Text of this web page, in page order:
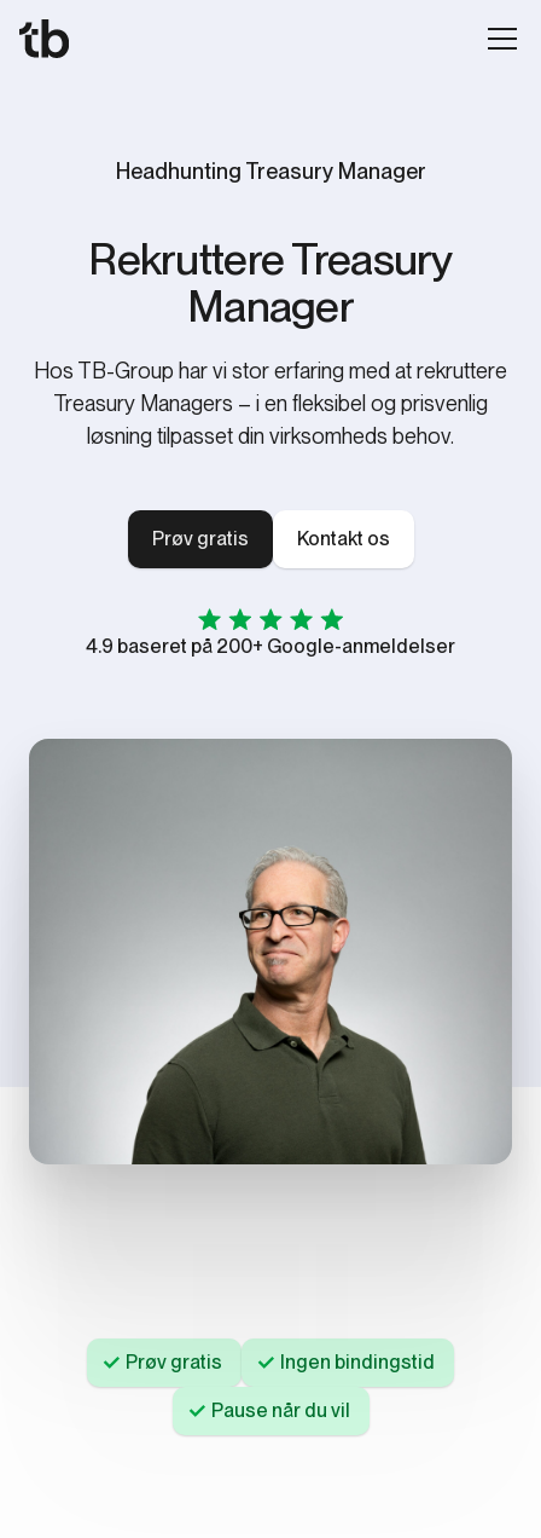
Headhunting Treasury Manager
‍Rekruttere Treasury
Manager
Hos TB-Group har vi stor erfaring med at rekruttere
Treasury Managers – i en fleksibel og prisvenlig
løsning tilpasset din virksomheds behov.
Prøv gratis Kontakt os
4.9 baseret på 200+ Google-anmeldelser
Prøv gratis Ingen bindingstid
Pause når du vil